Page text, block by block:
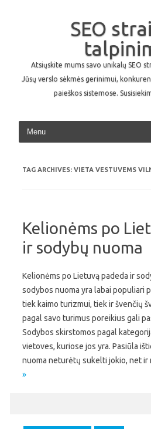
SEO
Atsiųskite mums savo unikalų SEO
Jūsų verslo sėkmės gerinimui,
paieškos sistemose.
Skip
TAG ARCHIVES: VIETA VESTUVEMS
Kelionėms po
ir sodybų nuoma
Kelionėms po Lietuvą padeda ir
sodybos nuoma yra labai populiari
tiek kaimo turizmui, tiek ir švenčių
pagal savo turimus poreikius gali
Sodybos skirstomos pagal
vietoves, kuriose jos yra. Pasiūla
nuoma neturėtų sukelti jokio, net
»